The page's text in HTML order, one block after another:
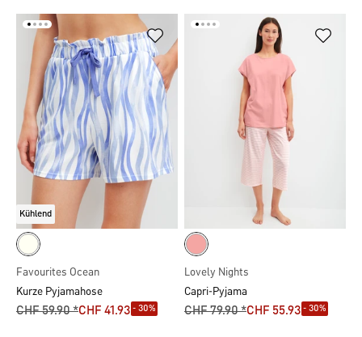
Kühlend
Favourites Ocean
Kurze Pyjamahose
CHF 59.90 *CHF 41.93 - 30%
Lovely Nights
Capri-Pyjama
CHF 79.90 *CHF 55.93 - 30%